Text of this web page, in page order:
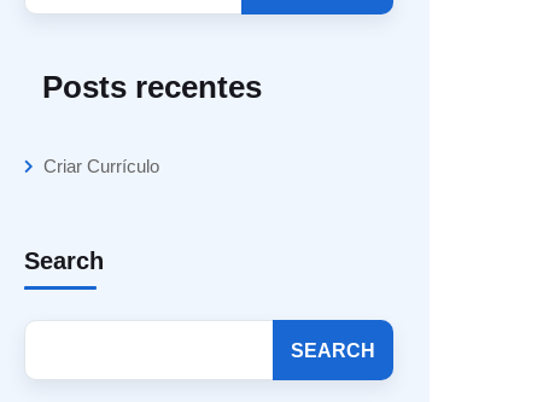
Posts recentes
Criar Currículo
Search
SEARCH